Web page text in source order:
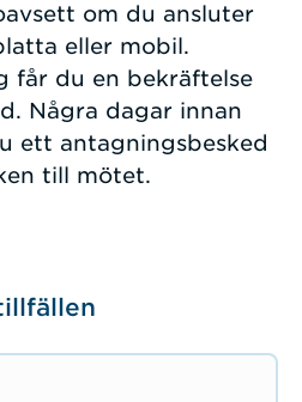
om du ansluter
eller mobil.
får du en bekräftelse
Några dagar innan
ett antagningsbesked
till mötet.